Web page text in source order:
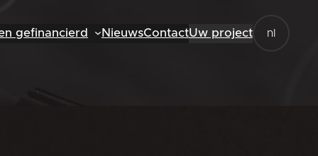
gefinancierd NieuwsContactUw project nl